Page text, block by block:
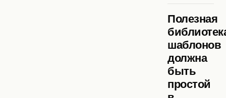
Полезная
шаблонов
должна
быть
простой